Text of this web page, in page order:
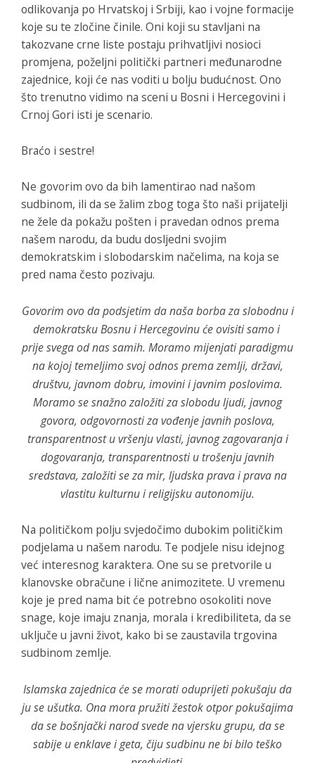
odlikovanja po Hrvatskoj i Srbiji, kao i vojne formacije
koje su te zločine činile. Oni koji su stavljani na
takozvane crne liste postaju prihvatljivi nosioci
promjena, poželjni politički partneri međunarodne
zajednice, koji će nas voditi u bolju budućnost. Ono
što trenutno vidimo na sceni u Bosni i Hercegovini i
Crnoj Gori isti je scenario.
Braćo i sestre!
Ne govorim ovo da bih lamentirao nad našom
sudbinom, ili da se žalim zbog toga što naši prijatelji
ne žele da pokažu pošten i pravedan odnos prema
našem narodu, da budu dosljedni svojim
demokratskim i slobodarskim načelima, na koja se
pred nama često pozivaju.
Govorim ovo da podsjetim da naša borba za slobodnu i
demokratsku Bosnu i Hercegovinu će ovisiti samo i
prije svega od nas samih. Moramo mijenjati paradigmu
na kojoj temeljimo svoj odnos prema zemlji, državi,
društvu, javnom dobru, imovini i javnim poslovima.
Moramo se snažno založiti za slobodu ljudi, javnog
govora, odgovornosti za vođenje javnih poslova,
transparentnost u vršenju vlasti, javnog zagovaranja i
dogovaranja, transparentnosti u trošenju javnih
sredstava, založiti se za mir, ljudska prava i prava na
vlastitu kulturnu i religijsku autonomiju.
Na političkom polju svjedočimo dubokim političkim
podjelama u našem narodu. Te podjele nisu idejnog
već interesnog karaktera. One su se pretvorile u
klanovske obračune i lične animozitete. U vremenu
koje je pred nama bit će potrebno osokoliti nove
snage, koje imaju znanja, morala i kredibiliteta, da se
uključe u javni život, kako bi se zaustavila trgovina
sudbinom zemlje.
Islamska zajednica će se morati oduprijeti pokušaju da
ju se ušutka. Ona mora pružiti žestok otpor pokušajima
da se bošnjački narod svede na vjersku grupu, da se
sabije u enklave i geta, čiju sudbinu ne bi bilo teško